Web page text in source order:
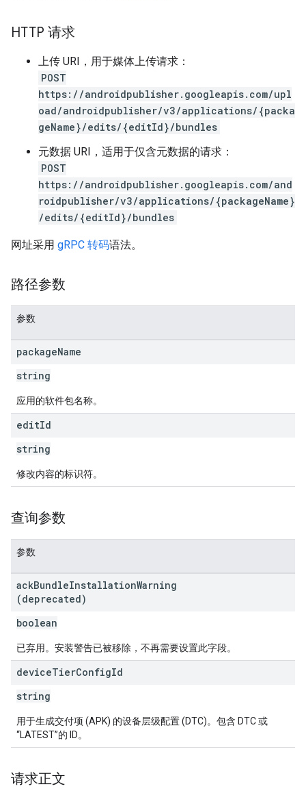
HTTP 请求
上传 URI，用于媒体上传请求：
POST
https://androidpublisher.googleapis.com/upl
oad/androidpublisher/v3/applications/{packa
geName}/edits/{editId}/bundles
元数据 URI，适用于仅含元数据的请求：
POST
https://androidpublisher.googleapis.com/and
roidpublisher/v3/applications/{packageName}
/edits/{editId}/bundles
网址采用 gRPC 转码语法。
路径参数
参数
packageName
string
应用的软件包名称。
editId
string
修改内容的标识符。
查询参数
参数
ackBundleInstallationWarning
(deprecated)
boolean
已弃用。安装警告已被移除，不再需要设置此字段。
deviceTierConfigId
string
用于生成交付项 (APK) 的设备层级配置 (DTC)。包含 DTC 或
“LATEST”的 ID。
请求正文